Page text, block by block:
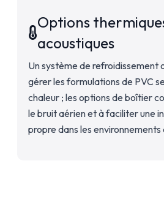
Options
acoustiques
Un système de refroidissement
gérer les formulations de PVC
chaleur ; les options de boîtier
le bruit aérien et à faciliter une
propre dans les